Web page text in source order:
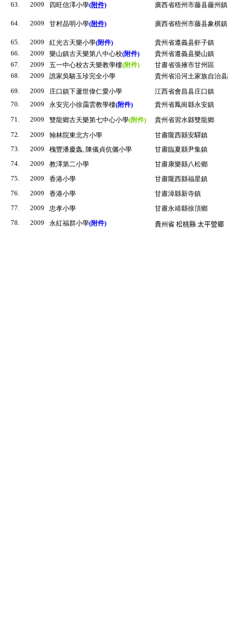
63.
2009 四旺信澤小學(附件) 廣西省梧州市藤县藤州鎮
64. 2009 甘村晶明小學(附件) 廣西省梧州市藤县象棋鎮
65. 2009 紅光古天樂小學(附件)
貴州省遵義县虾子鎮
66.
2009 樂山鎮古天樂第八中心校(附件)
貴州省遵義县樂山鎮
67.
2009 五一中心校古天樂教學樓(附件)
甘肅省張掖市甘州區
68.
2009 譙家吳駱玉珍完全小學
貴州省沿河土家族自治
69.
2009 庄口鎮下蘆世偉仁愛小學
江西省會昌县庄口鎮
70.
2009 永安完小徐靄雲教學樓(附件)
貴州省鳳崗縣永安鎮
71.
2009 雙龍鄉古天樂第七中心小學(附件)
貴州省習水縣雙龍鄉
72.
2009 翰林院東北方小學
甘肅隴西縣安驛鎮
73.
2009 槐豐潘慶螽, 陳儀貞伉儷小學
甘肅臨夏縣尹集鎮
74.
2009 教澤第二小學
甘肅康樂縣八松鄉
75.
2009 香港小學
甘肅隴西縣福星鎮
76.
2009 香港小學
甘肅漳縣新寺鎮
77.
2009 忠孝小學
甘肅永靖縣徐頂鄉
78.
2009 永紅福群小學(附件) 貴州省 松桃縣 太平營鄉